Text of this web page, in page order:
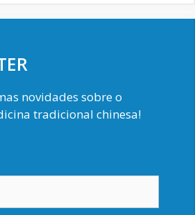
novidades sobre o
tradicional chinesa!